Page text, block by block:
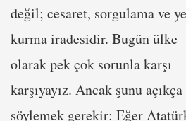
değil; cesaret, sorgulama ve
kurma iradesidir. Bugün ülke
olarak pek çok sorunla karşı
karşıyayız. Ancak şunu açıkça
söylemek gerekir: Eğer